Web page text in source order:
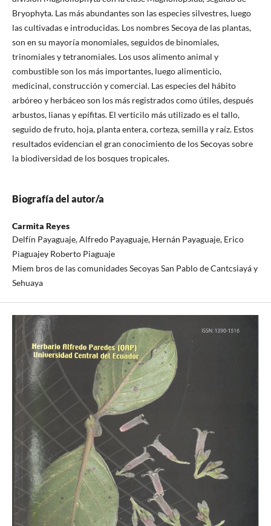
Bryophyta. Las más abundantes son las especies silvestres, luego
las cultivadas e introducidas. Los nombres Secoya de las plantas,
son en su mayoría monomiales, seguidos de binomiales,
trinomiales y tetranomiales. Los usos alimento animal y
combustible son los más importantes, luego alimenticio,
medicinal, construcción y comercial. Las especies del hábito
arbóreo y herbáceo son los más registrados como útiles, después
arbustos, lianas y epífitas. El verticilo más utilizado es el tallo,
seguido de fruto, hoja, planta entera, corteza, semilla y raíz. Estos
resultados evidencian el gran conocimiento de los Secoyas sobre
la biodiversidad de los bosques tropicales.
Biografía del autor/a
Carmita Reyes
Delfín Payaguaje, Alfredo Payaguaje, Hernán Payaguaje, Erico
Piaguajey Roberto Piaguaje
Miem bros de las comunidades Secoyas San Pablo de Cantcsiayá y
Sehuaya